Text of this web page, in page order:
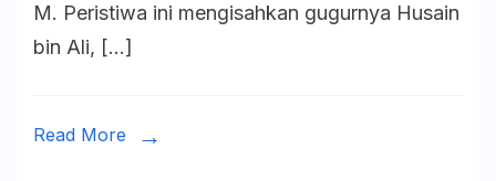
Dihadang
M. Peristiwa ini mengisahkan gugurnya Husain
bin Ali, […]
Read More